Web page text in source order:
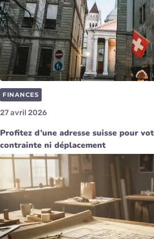
FINANCES
27 avril 2026
Profitez d’une adresse suisse pour
contrainte ni déplacement